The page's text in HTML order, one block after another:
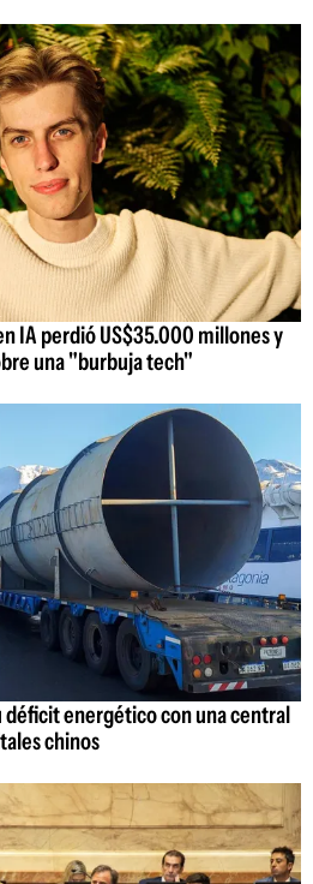
IA perdió US$35.000 millones y
una "burbuja tech"
déficit energético con una central
chinos